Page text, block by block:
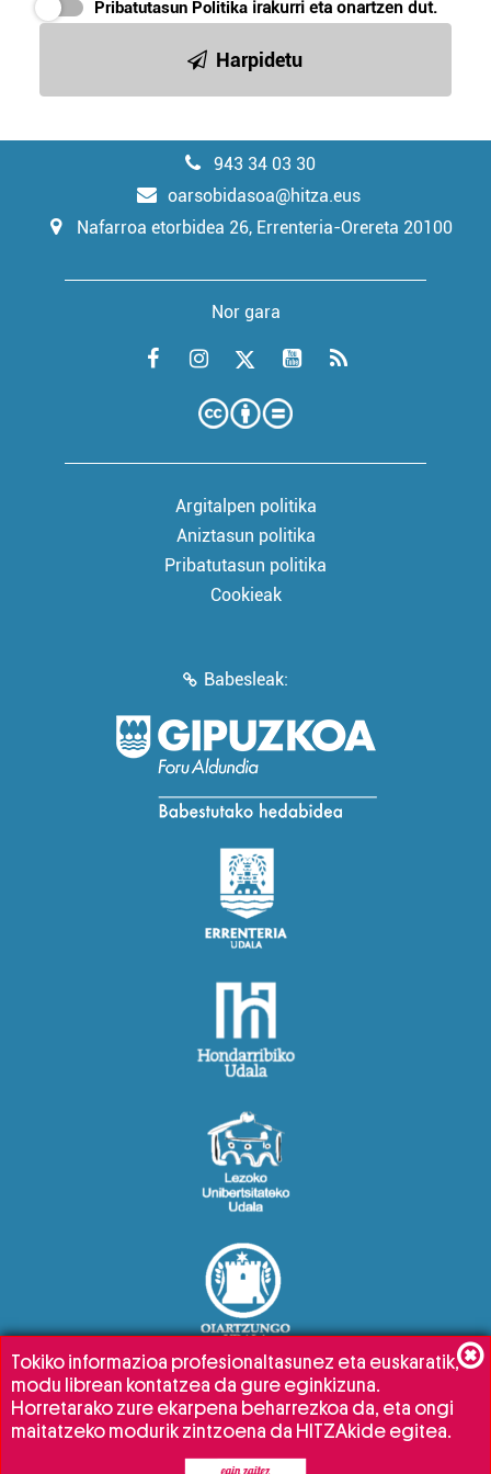
Pribatutasun Politika irakurri eta onartzen dut.
Harpidetu
943 34 03 30
oarsobidasoa@hitza.eus
Nafarroa etorbidea 26, Errenteria-Orereta 20100
Nor gara
Argitalpen politika
Aniztasun politika
Pribatutasun politika
Cookieak
Babesleak:
Tokiko informazioa profesionaltasunez eta euskaratik,
modu librean kontatzea da gure eginkizuna.
Horretarako zure ekarpena beharrezkoa da, eta ongi
maitatzeko modurik zintzoena da HITZAkide egitea.